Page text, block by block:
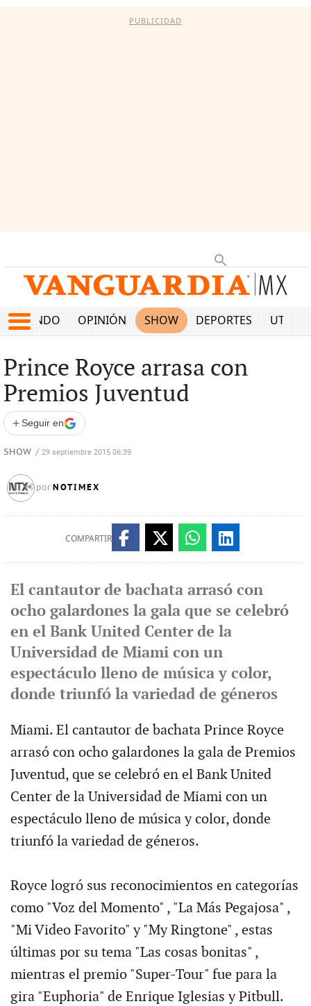
PUBLICIDAD
MUNDO OPINIÓN SHOW DEPORTES
Prince Royce arrasa con
Premios Juventud
+ Seguir en
SHOW / 29 septiembre 2015 06:39
por NOTIMEX
COMPARTIR
El cantautor de bachata arrasó con
ocho galardones la gala que se celebró
en el Bank United Center de la
Universidad de Miami con un
espectáculo lleno de música y color,
donde triunfó la variedad de géneros
Miami. El cantautor de bachata Prince Royce
arrasó con ocho galardones la gala de Premios
Juventud, que se celebró en el Bank United
Center de la Universidad de Miami con un
espectáculo lleno de música y color, donde
triunfó la variedad de géneros.
Royce logró sus reconocimientos en categorías
como "Voz del Momento" , "La Más Pegajosa" ,
"Mi Video Favorito" y "My Ringtone" , estas
últimas por su tema "Las cosas bonitas" ,
mientras el premio "Super-Tour" fue para la
gira "Euphoria" de Enrique Iglesias y Pitbull.